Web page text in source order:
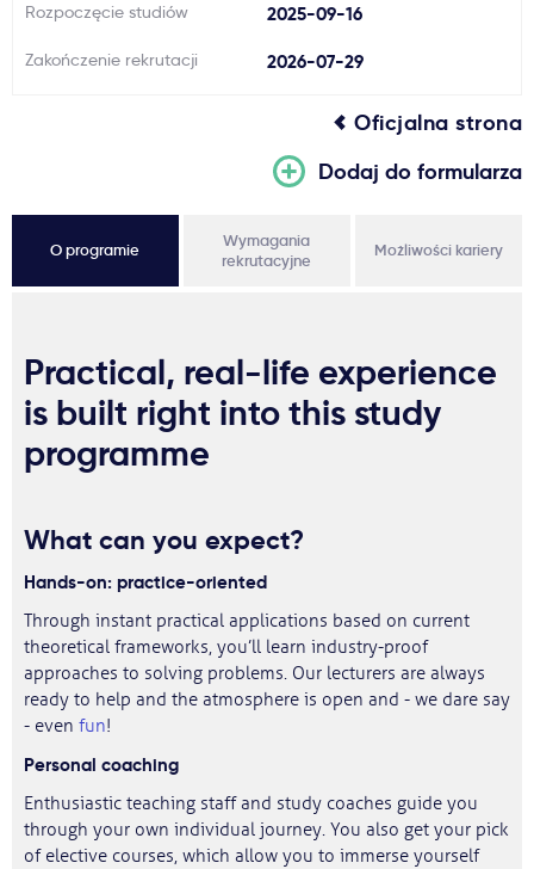
Rozpoczęcie studiów 2025-09-16
Zakończenie rekrutacji 2026-07-29
Oficjalna strona
Dodaj do formularza
O programie
Wymagania
rekrutacyjne
Możliwości kariery
Practical, real-life experience
is built right into this study
programme
What can you expect?
Hands-on: practice-oriented
Through instant practical applications based on current
theoretical frameworks, you’ll learn industry-proof
approaches to solving problems. Our lecturers are always
ready to help and the atmosphere is open and - we dare say
- even fun!
Personal coaching
Enthusiastic teaching staff and study coaches guide you
through your own individual journey. You also get your pick
of elective courses, which allow you to immerse yourself